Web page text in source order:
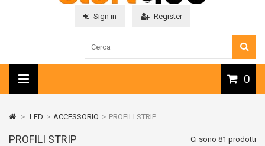
Sign in Register
0
> LED > ACCESSORIO > PROFILI STRIP
PROFILI STRIP Ci sono 81 prodotti